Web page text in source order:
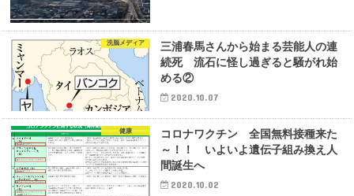
洗脳メディア
三浦春馬さんから始まる芸能人の連
続死 流石に怪し過ぎると騒がれ始
める②
2020.10.07
健康
コロナワクチン 全国無料接種来た
～！！ いよいよ遺伝子組み換え人
間誕生へ
2020.10.02